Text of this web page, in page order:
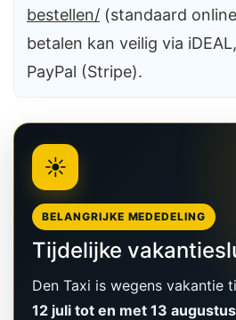
bestellen/ (standaard
betalen kan veilig via
PayPal (Stripe).
☀️
BELANGRIJKE MEDEDELING
Tijdelijke
Den Taxi is wegens vakantie
12 juli tot en met 13